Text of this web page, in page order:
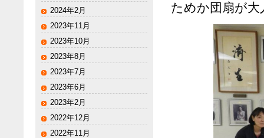
ためか団扇が
2024年2月
2023年11月
2023年10月
2023年8月
2023年7月
2023年6月
2023年2月
2022年12月
2022年11月